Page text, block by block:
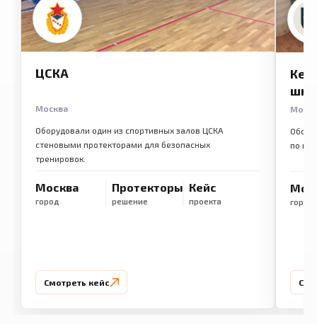
ЦСКА
Москва
Оборудовали один из спортивных залов ЦСКА
стеновыми протекторами для безопасных
тренировок.
Москва
город
Протекторы
решение
Кейс
проекта
Смотреть кейс
по
город